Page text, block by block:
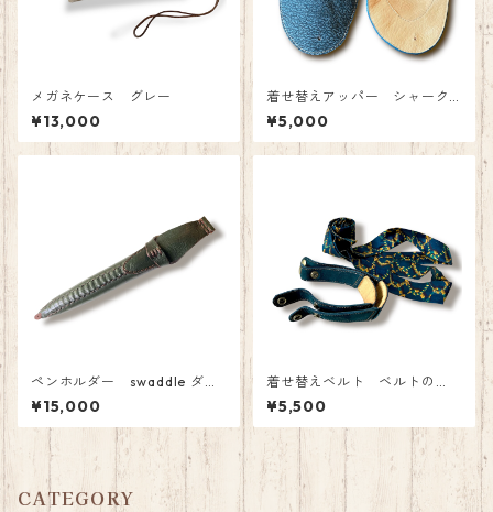
メガネケース グレー
¥13,000
着せ替えアッパー シャーク
ヌバック デニムブルー ア
ッパーのみ
¥5,000
ペンホルダー swaddle ダー
クグリーン
¥15,000
着せ替えベルト ベルトの
み シルク Vespertine Link
¥5,500
CATEGORY